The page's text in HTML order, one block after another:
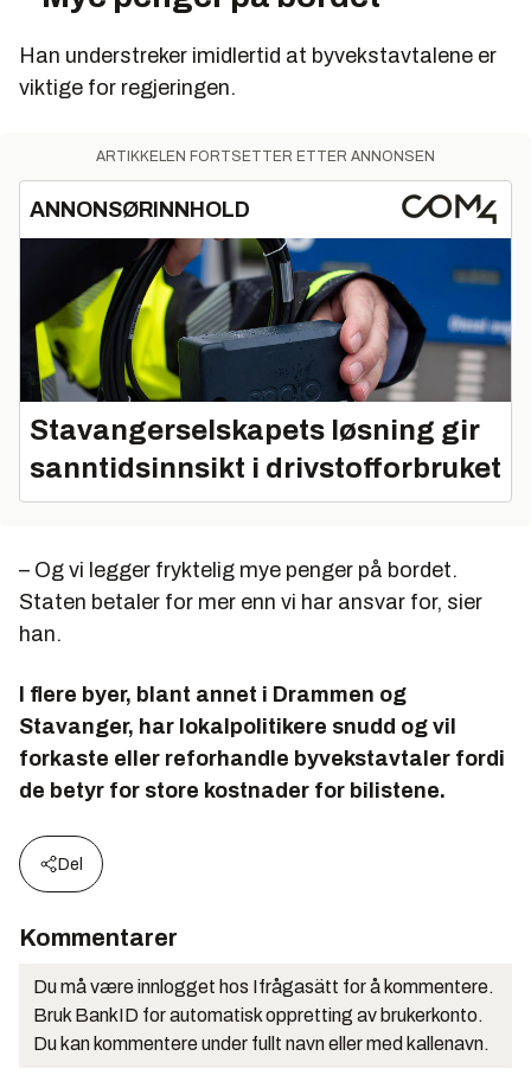
Han understreker imidlertid at byvekstavtalene er
viktige for regjeringen.
ARTIKKELEN FORTSETTER ETTER ANNONSEN
ANNONSØRINNHOLD
Stavangerselskapets løsning gir
sanntidsinnsikt i drivstofforbruket
– Og vi legger fryktelig mye penger på bordet.
Staten betaler for mer enn vi har ansvar for, sier
han.
I flere byer, blant annet i Drammen og
Stavanger, har lokalpolitikere snudd og vil
forkaste eller reforhandle byvekstavtaler fordi
de betyr for store kostnader for bilistene.
Del
Kommentarer
Du må være innlogget hos Ifrågasätt for å kommentere.
Bruk BankID for automatisk oppretting av brukerkonto.
Du kan kommentere under fullt navn eller med kallenavn.